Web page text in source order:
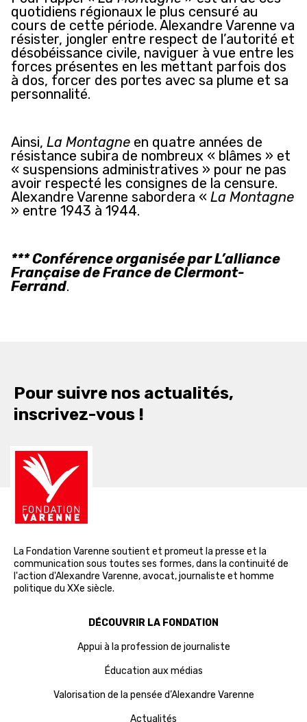
quotidiens régionaux le plus censuré au
cours de cette période. Alexandre Varenne va
résister, jongler entre respect de l’autorité et
désobéissance civile, naviguer à vue entre les
forces présentes en les mettant parfois dos
à dos, forcer des portes avec sa plume et sa
personnalité.
Ainsi, La Montagne en quatre années de
résistance subira de nombreux « blâmes » et
« suspensions administratives » pour ne pas
avoir respecté les consignes de la censure.
Alexandre Varenne sabordera « La Montagne
» entre 1943 à 1944.
*** Conférence organisée par L’alliance
Française de France de Clermont-
Ferrand.
Pour suivre nos actualités,
inscrivez-vous !
La Fondation Varenne soutient et promeut la presse et la
communication sous toutes ses formes, dans la continuité de
l'action d'Alexandre Varenne, avocat, journaliste et homme
politique du XXe siècle.
DÉCOUVRIR LA FONDATION
Appui à la profession de journaliste
Éducation aux médias
Valorisation de la pensée d’Alexandre Varenne
Actualités